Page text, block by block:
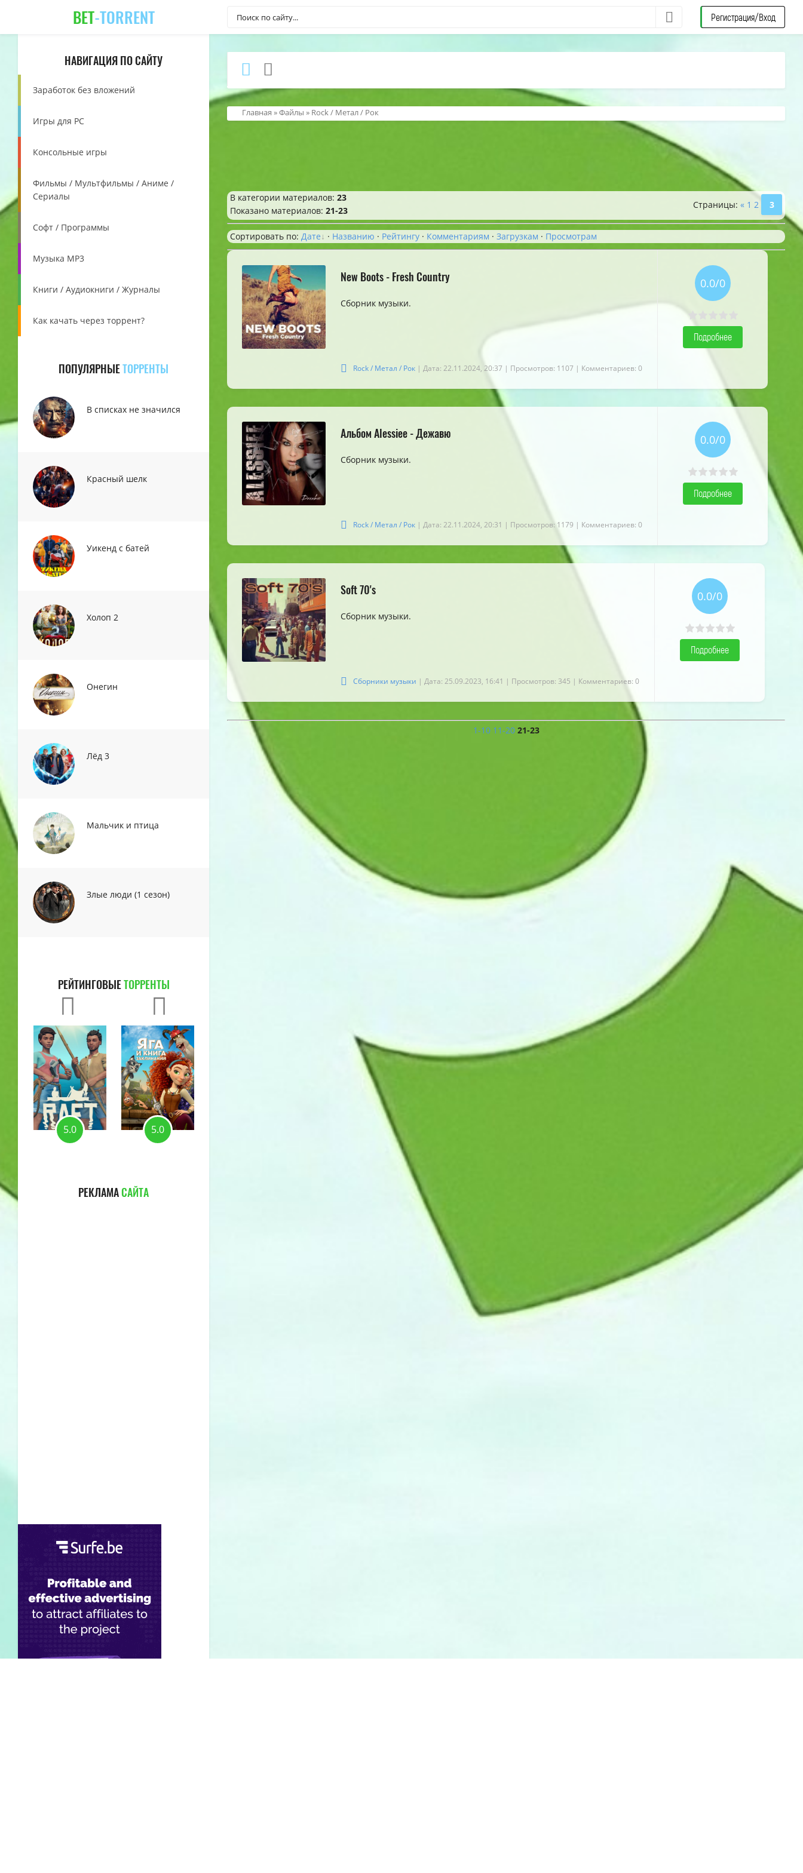
BET-TORRENT Регистрация/Вход
НАВИГАЦИЯ ПО САЙТУ
Заработок без вложений
Игры для PC
Консольные игры
Фильмы / Мультфильмы / Аниме /
Сериалы
Софт / Программы
Музыка MP3
Книги / Аудиокниги / Журналы
Как качать через торрент?
ПОПУЛЯРНЫЕТОРРЕНТЫ
В списках не значился
Красный шелк
Уикенд с батей
Холоп 2
Онегин
Лёд 3
Мальчик и птица
Злые люди (1 сезон)
РЕЙТИНГОВЫЕТОРРЕНТЫ
5.0 5.0
РЕКЛАМАСАЙТА
Главная »Файлы » Rock / Метал / Рок
В категории материалов: 23
Показано материалов: 21-23
Страницы: « 1 2 3
Сортировать по: Дате · Названию · Рейтингу · Комментариям · Загрузкам · Просмотрам
New Boots - Fresh Country
Сборник музыки.
Rock / Метал / Рок | Дата: 22.11.2024, 20:37 | Просмотров: 1107 | Комментариев: 0
0.0/0
Подробнее
Альбом Alessiee - Дежавю
Сборник музыки.
Rock / Метал / Рок | Дата: 22.11.2024, 20:31 | Просмотров: 1179 | Комментариев: 0
0.0/0
Подробнее
Soft 70's
Сборник музыки.
Сборники музыки | Дата: 25.09.2023, 16:41 | Просмотров: 345 | Комментариев: 0
0.0/0
Подробнее
1-10 11-20 21-23